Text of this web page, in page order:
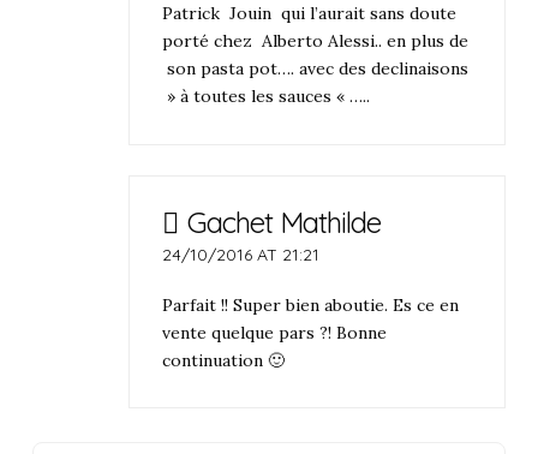
Patrick Jouin qui l’aurait sans doute
porté chez Alberto Alessi.. en plus de
son pasta pot…. avec des declinaisons
» à toutes les sauces « …..
Gachet Mathilde
24/10/2016 AT 21:21
Parfait !! Super bien aboutie. Es ce en
vente quelque pars ?! Bonne
continuation 🙂